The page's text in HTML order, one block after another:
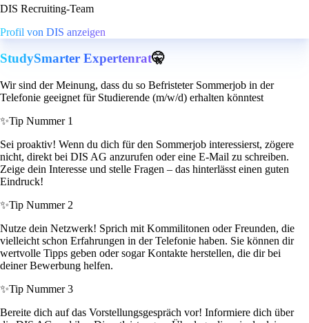
DIS Recruiting-Team
Profil von DIS anzeigen
StudySmarter Expertenrat🤫
Wir sind der Meinung, dass du so Befristeter Sommerjob in der
Telefonie geeignet für Studierende (m/w/d) erhalten könntest
✨Tip Nummer 1
Sei proaktiv! Wenn du dich für den Sommerjob interessierst, zögere
nicht, direkt bei DIS AG anzurufen oder eine E-Mail zu schreiben.
Zeige dein Interesse und stelle Fragen – das hinterlässt einen guten
Eindruck!
✨Tip Nummer 2
Nutze dein Netzwerk! Sprich mit Kommilitonen oder Freunden, die
vielleicht schon Erfahrungen in der Telefonie haben. Sie können dir
wertvolle Tipps geben oder sogar Kontakte herstellen, die dir bei
deiner Bewerbung helfen.
✨Tip Nummer 3
Bereite dich auf das Vorstellungsgespräch vor! Informiere dich über